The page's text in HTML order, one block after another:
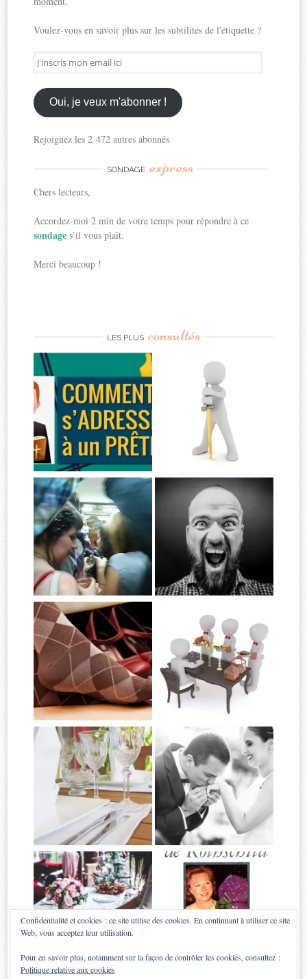
Voulez-vous en savoir plus sur les subtilités de l'étiquette ?
J'inscris
mon
email
ici
Oui, je veux m'abonner !
Rejoignez les 2 472 autres abonnés
SONDAGE express
Chers lecteurs,
Accordez-moi 2 min de votre temps pour répondre à ce
sondages’il vous plaît.
Merci beaucoup !
LES PLUS consultés
Confidentialité et cookies : ce site utilise des cookies. En continuant à utiliser ce site
Web, vous acceptez leur utilisation.
Pour en savoir plus, notamment sur la façon de contrôler les cookies, consultez :
Politique relative aux cookies